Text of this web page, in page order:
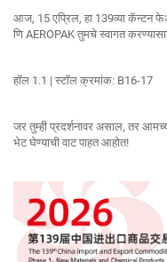
आज, 15 एप्रिल, हा 139व्या कॅन्टन
णि AEROPAK तुमचे स्वागत
हॉल 1.1 | स्टॉल क्रमांक: B16-17
जर तुम्ही प्रदर्शनावर असाल, तर
भेट घेण्याची वाट पाहत आहोत!